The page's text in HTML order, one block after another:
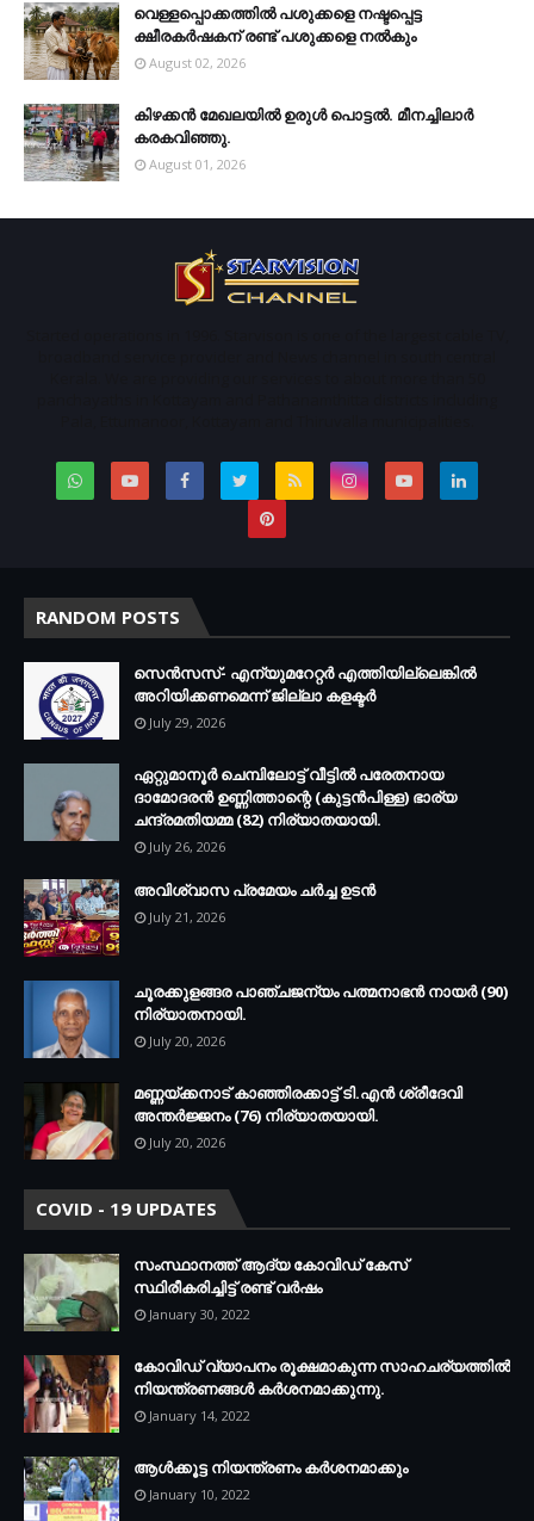
വെള്ളപ്പൊക്കത്തില്‍ പശുക്കളെ നഷ്ടപ്പെട്ട
ക്ഷീരകര്‍ഷകന് രണ്ട് പശുക്കളെ നല്‍കും
August 02, 2026
കിഴക്കന്‍ മേഖലയില്‍ ഉരുള്‍ പൊട്ടല്‍. മീനച്ചിലാര്‍
കരകവിഞ്ഞു.
August 01, 2026
RANDOM POSTS
സെന്‍സസ്- എന്യുമറേറ്റര്‍ എത്തിയില്ലെങ്കില്‍
അറിയിക്കണമെന്ന് ജില്ലാ കളക്ടര്‍
July 29, 2026
ഏറ്റുമാനൂര്‍ ചെമ്പിലോട്ട് വീട്ടില്‍ പരേതനായ
ദാമോദരന്‍ ഉണ്ണിത്താന്റെ (കുട്ടന്‍പിള്ള) ഭാര്യ
ചന്ദ്രമതിയമ്മ (82) നിര്യാതയായി.
July 26, 2026
അവിശ്വാസ പ്രമേയം ചര്‍ച്ച ഉടന്‍
July 21, 2026
ചൂരക്കുളങ്ങര പാഞ്ചജന്യം പത്മനാഭന്‍ നായര്‍ (90)
നിര്യാതനായി.
July 20, 2026
മണ്ണയ്ക്കനാട് കാഞ്ഞിരക്കാട്ട് ടി.എന്‍ ശ്രീദേവി
അന്തര്‍ജ്ജനം (76) നിര്യാതയായി.
July 20, 2026
COVID - 19 UPDATES
സംസ്ഥാനത്ത് ആദ്യ കോവിഡ് കേസ്
സ്ഥിരീകരിച്ചിട്ട് രണ്ട് വര്‍ഷം
January 30, 2022
കോവിഡ് വ്യാപനം രൂക്ഷമാകുന്ന സാഹചര്യത്തില്‍
നിയന്ത്രണങ്ങള്‍ കര്‍ശനമാക്കുന്നു.
January 14, 2022
ആള്‍ക്കൂട്ട നിയന്ത്രണം കര്‍ശനമാക്കും
January 10, 2022